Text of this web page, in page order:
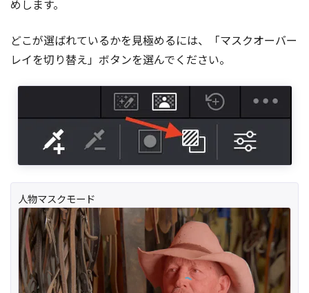
めします。
どこが選ばれているかを見極めるには、「マスクオーバー
レイを切り替え」ボタンを選んでください。
人物マスクモード